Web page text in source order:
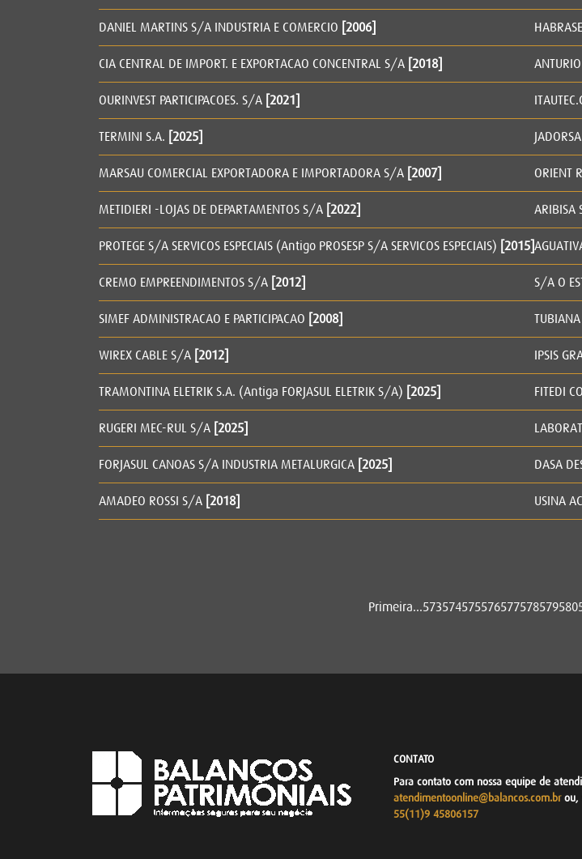
DANIEL MARTINS S/A INDUSTRIA E COMERCIO [2006]
CIA CENTRAL DE IMPORT. E EXPORTACAO CONCENTRAL S/A [2018]
OURINVEST PARTICIPACOES. S/A [2021]
TERMINI S.A. [2025]
MARSAU COMERCIAL EXPORTADORA E IMPORTADORA S/A [2007]
METIDIERI -LOJAS DE DEPARTAMENTOS S/A [2022]
PROTEGE S/A SERVICOS ESPECIAIS (Antigo PROSESP S/A SERVICOS ESPECIAIS) [2015]
CREMO EMPREENDIMENTOS S/A [2012]
SIMEF ADMINISTRACAO E PARTICIPACAO [2008]
WIREX CABLE S/A [2012]
TRAMONTINA ELETRIK S.A. (Antiga FORJASUL ELETRIK S/A) [2025]
RUGERI MEC-RUL S/A [2025]
FORJASUL CANOAS S/A INDUSTRIA METALURGICA [2025]
AMADEO ROSSI S/A [2018]
ORIENT
ARIBISA
S/A O
IPSIS
FITEDI
DASA
USINA
Primeira...573574575576577578579580
CONTATO
Para contato com nossa equipe de
atendimentoonline@balancos.com.br ou,
55(11)9 45806157